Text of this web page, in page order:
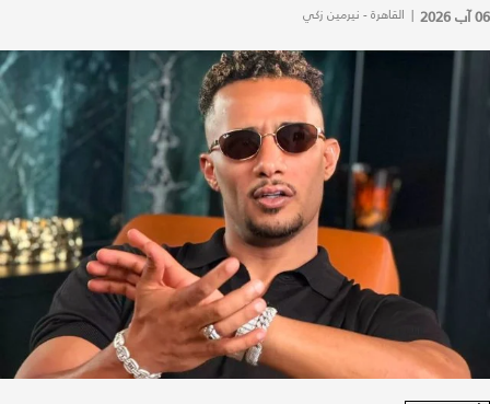
06 آب 2026 | القاهرة - نيرمين زكي